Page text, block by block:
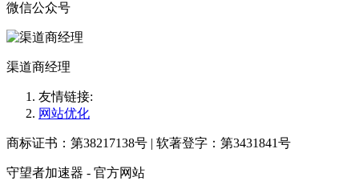
微信公众号
渠道商经理
友情链接:
网站优化
商标证书：第38217138号 | 软著登字：第3431841号
守望者加速器 - 官方网站